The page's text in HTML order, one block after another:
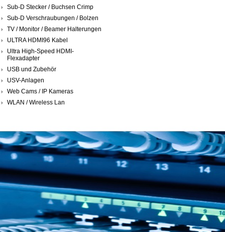
Sub-D Stecker / Buchsen Crimp
Sub-D Verschraubungen / Bolzen
TV / Monitor / Beamer Halterungen
ULTRA HDMI96 Kabel
Ultra High-Speed HDMI-
Flexadapter
USB und Zubehör
USV-Anlagen
Web Cams / IP Kameras
WLAN / Wireless Lan